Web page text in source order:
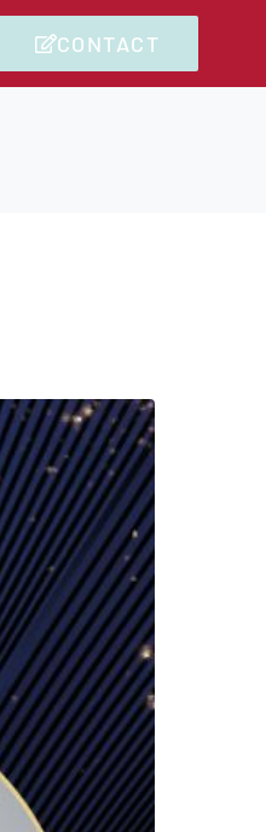
CONTACT